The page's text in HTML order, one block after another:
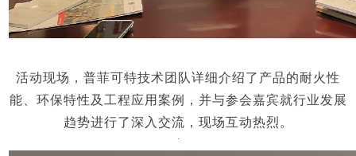
活动现场，普菲可特技术团队详细介绍了产品的耐火性
能、环保特性及工程应用案例，并与参会嘉宾就行业发展
趋势进行了深入交流，现场互动热烈。